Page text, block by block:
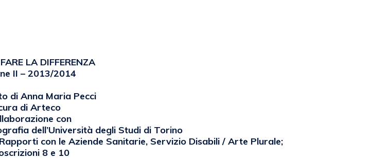
LA DIFFERENZA
II – 2013/2014
di Anna Maria Pecci
di Arteco
con
dell’Università degli Studi di Torino
con le Aziende Sanitarie, Servizio Disabili / Arte Plurale;
8 e 10